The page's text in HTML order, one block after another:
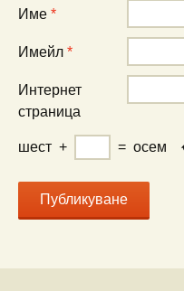
Име *
Имейл *
Интернет
страница
шест + = осем